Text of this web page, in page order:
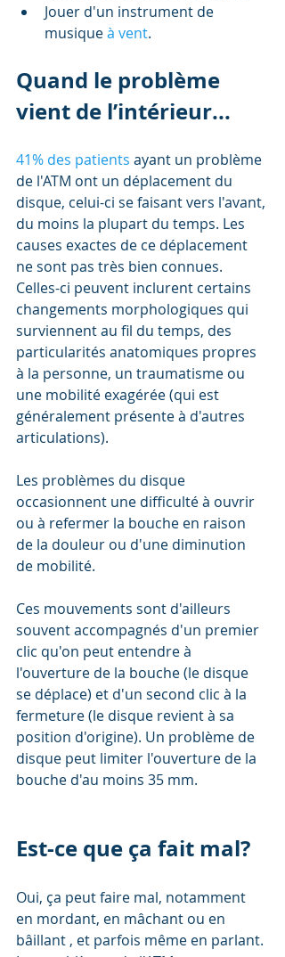
Jouer d'un instrument de
musique à vent.
Quand le problème
vient de l’intérieur...
41% des patients ayant un problème
de l'ATM ont un déplacement du
disque, celui-ci se faisant vers l'avant,
du moins la plupart du temps. Les
causes exactes de ce déplacement
ne sont pas très bien connues.
Celles-ci peuvent inclurent certains
changements morphologiques qui
surviennent au fil du temps, des
particularités anatomiques propres
à la personne, un traumatisme ou
une mobilité exagérée (qui est
généralement présente à d'autres
articulations).
Les problèmes du disque
occasionnent une difficulté à ouvrir
ou à refermer la bouche en raison
de la douleur ou d'une diminution
de mobilité.
Ces mouvements sont d'ailleurs
souvent accompagnés d'un premier
clic qu'on peut entendre à
l'ouverture de la bouche (le disque
se déplace) et d'un second clic à la
fermeture (le disque revient à sa
position d'origine). Un problème de
disque peut limiter l'ouverture de la
bouche d'au moins 35 mm.
Est-ce que ça fait mal?
Oui, ça peut faire mal, notamment
en mordant, en mâchant ou en
bâillant , et parfois même en parlant.